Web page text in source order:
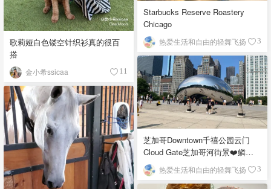
歌莉娅白色镂空针织衫真的很百
搭
金小希ssicaa 11
Starbucks Reserve Roastery
Chicago
热爱生活和自由的轻舞飞扬 3
芝加哥Downtown千禧公园云门
Cloud Gate芝加哥河街景❤️鳞次
栉比的高楼
热爱生活和自由的轻舞飞扬 3